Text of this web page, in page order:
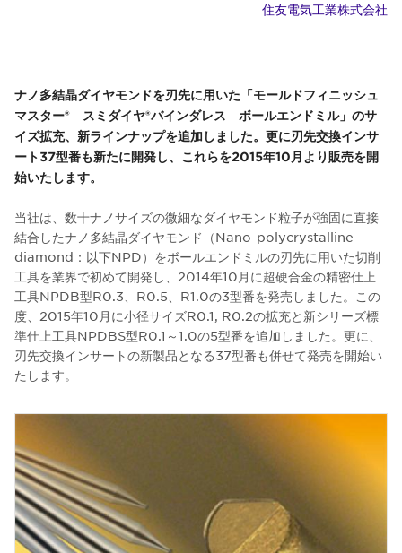
住友電気工業株式会社
ナノ多結晶ダイヤモンドを刃先に用いた「モールドフィニッシュ
マスター® スミダイヤ®バインダレス ボールエンドミル」のサ
イズ拡充、新ラインナップを追加しました。更に刃先交換インサ
ート37型番も新たに開発し、これらを2015年10月より販売を開
始いたします。
当社は、数十ナノサイズの微細なダイヤモンド粒子が強固に直接
結合したナノ多結晶ダイヤモンド（Nano-polycrystalline
diamond：以下NPD）をボールエンドミルの刃先に用いた切削
工具を業界で初めて開発し、2014年10月に超硬合金の精密仕上
工具NPDB型R0.3、R0.5、R1.0の3型番を発売しました。この
度、2015年10月に小径サイズR0.1, R0.2の拡充と新シリーズ標
準仕上工具NPDBS型R0.1～1.0の5型番を追加しました。更に、
刃先交換インサートの新製品となる37型番も併せて発売を開始い
たします。